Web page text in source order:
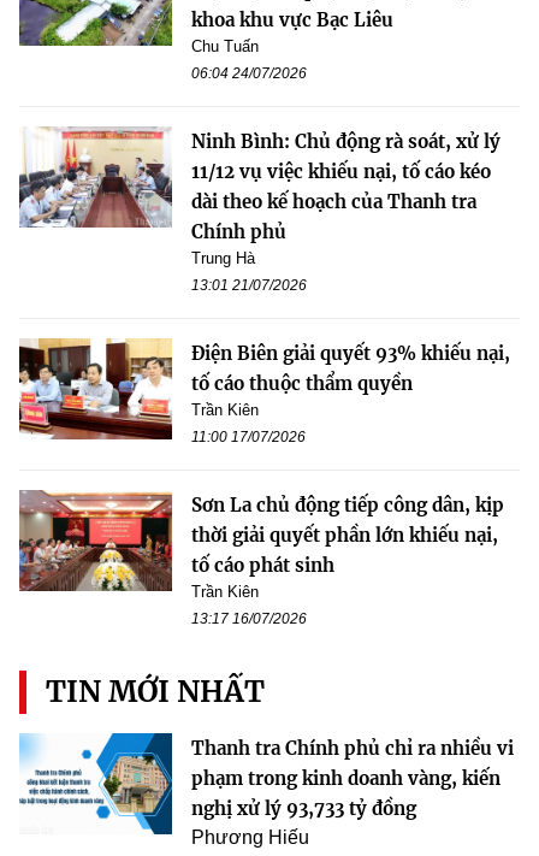
khoa khu vực Bạc Liêu
Chu Tuấn
06:04 24/07/2026
Ninh Bình: Chủ động rà soát, xử lý
11/12 vụ việc khiếu nại, tố cáo kéo
dài theo kế hoạch của Thanh tra
Chính phủ
Trung Hà
13:01 21/07/2026
Điện Biên giải quyết 93% khiếu nại,
tố cáo thuộc thẩm quyền
Trần Kiên
11:00 17/07/2026
Sơn La chủ động tiếp công dân, kịp
thời giải quyết phần lớn khiếu nại,
tố cáo phát sinh
Trần Kiên
13:17 16/07/2026
TIN MỚI NHẤT
Thanh tra Chính phủ chỉ ra nhiều vi
phạm trong kinh doanh vàng, kiến
nghị xử lý 93,733 tỷ đồng
Phương Hiếu